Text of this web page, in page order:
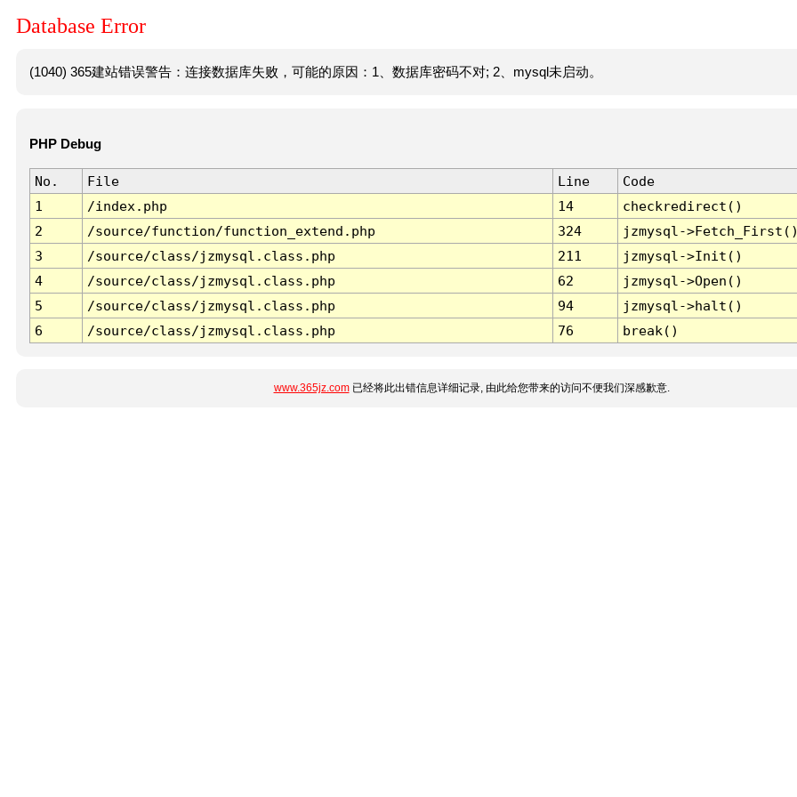
Database Error
(1040) 365建站错误警告：连接数据库失败，可能的原因：1、数据库密码不对; 2、mysql未启动。
PHP Debug
No. File Line
Code
1
/index.php 14
checkredirect()
2
/source/function/function_extend.php 324
jzmysql-
3
/source/class/jzmysql.class.php 211
jzmysql->Init()
4
/source/class/jzmysql.class.php 62
jzmysql->Open()
5
/source/class/jzmysql.class.php 94
jzmysql->halt()
6
/source/class/jzmysql.class.php 76 break()
www.365jz.com已经将此出错信息详细记录, 由此给您带来的访问不便我们深感歉意.